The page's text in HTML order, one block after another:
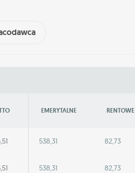
EMERYTALNE RENTOWE
538,31 82,73
538,31 82,73